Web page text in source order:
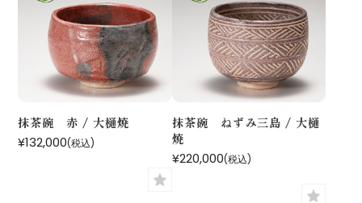
抹茶碗 赤 / 大樋焼
¥132,000(税込)
抹茶碗 ねずみ三島 / 大樋
焼
¥220,000(税込)